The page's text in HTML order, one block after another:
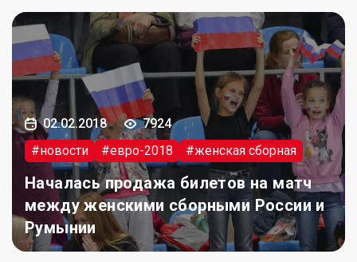
02.02.2018
7924
#новости
#евро-2018 #женская сборная
Началась продажа билетов на матч
между женскими сборными России и
Румынии